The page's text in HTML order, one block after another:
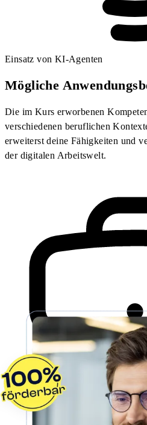
Einsatz von KI-Agenten
Mögliche
Die im Kurs erworbenen
verschiedenen beruflichen
erweiterst deine Fähigkeiten und
der digitalen Arbeitswelt.